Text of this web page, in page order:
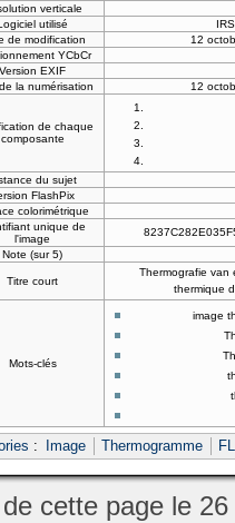
verticale
utilisé
de modification
12
YCbCr
Version EXIF
la numérisation
12
de chaque
composante
du sujet
FlashPix
colorimétrique
unique de
l'image
Note (sur 5)
Titre court
Thermografie van
thermique
Mots-clés
image
: Image Thermogramme
cette page le